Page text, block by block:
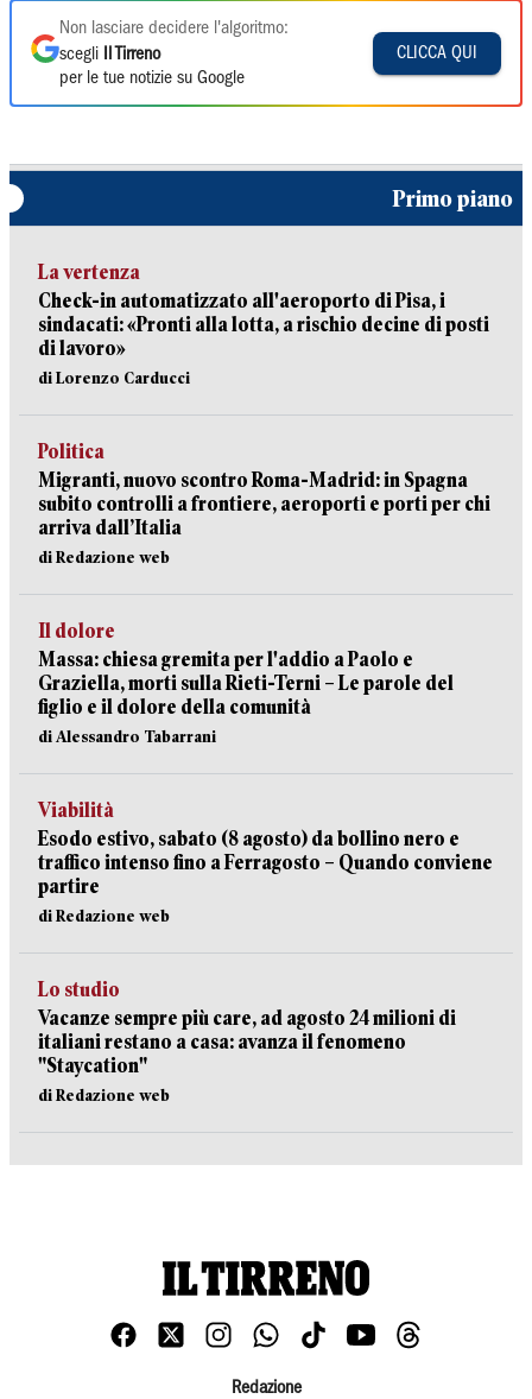
Non lasciare decidere l'algoritmo:
scegli
Il Tirreno
per le tue notizie su Google
CLICCA QUI
Primo piano
La vertenza
Check-in automatizzato all'aeroporto di Pisa, i
sindacati: «Pronti alla lotta, a rischio decine di posti
di lavoro»
di Lorenzo Carducci
Politica
Migranti, nuovo scontro Roma-Madrid: in Spagna
subito controlli a frontiere, aeroporti e porti per chi
arriva dall’Italia
di Redazione web
Il dolore
Massa: chiesa gremita per l'addio a Paolo e
Graziella, morti sulla Rieti-Terni – Le parole del
figlio e il dolore della comunità
di Alessandro Tabarrani
Viabilità
Esodo estivo, sabato (8 agosto) da bollino nero e
traffico intenso fino a Ferragosto – Quando conviene
partire
di Redazione web
Lo studio
Vacanze sempre più care, ad agosto 24 milioni di
italiani restano a casa: avanza il fenomeno
"Staycation"
di Redazione web
Redazione